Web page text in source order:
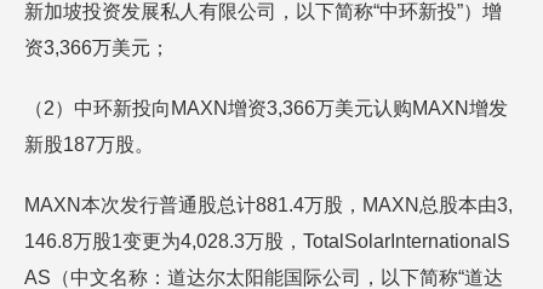
新加坡投资发展私人有限公司，以下简称“中环新投”）增
资3,366万美元；
（2）中环新投向MAXN增资3,366万美元认购MAXN增发
新股187万股。
MAXN本次发行普通股总计881.4万股，MAXN总股本由3,
146.8万股1变更为4,028.3万股，TotalSolarInternationalS
AS（中文名称：道达尔太阳能国际公司，以下简称“道达